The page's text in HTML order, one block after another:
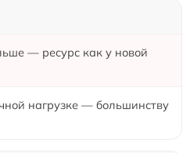
— ресурс как у новой
нагрузке — большинству